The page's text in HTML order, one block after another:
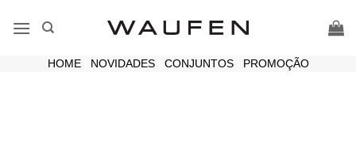
HOME| NOVIDADES| CONJUNTOS| PROMOÇÃO